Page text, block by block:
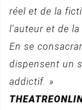
réel et de la
l’auteur et de
En se
dispensent un
addictif. »